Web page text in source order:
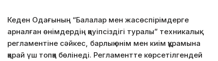
Кеден Одағының “Балалар мен жасөспірімдерге
арналған өнімдердің қауіпсіздігі туралы” техникалық
регламентіне сәйкес, барлық өнім мен киім құрамына
қарай үш топқа бөлінеді. Регламентте көрсетілгендей